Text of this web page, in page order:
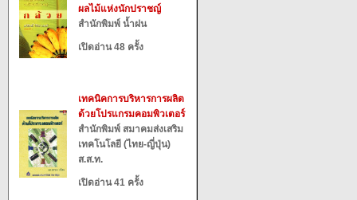
ผลไม้แห่งนักปราชญ์
สำนักพิมพ์ น้ำฝน
เปิดอ่าน 48 ครั้ง
เทคนิคการบริหารการผลิต
ด้วยโปรแกรมคอมพิวเตอร์
สำนักพิมพ์ สมาคมส่งเสริม
เทคโนโลยี (ไทย-ญี่ปุ่น)
ส.ส.ท.
เปิดอ่าน 41 ครั้ง